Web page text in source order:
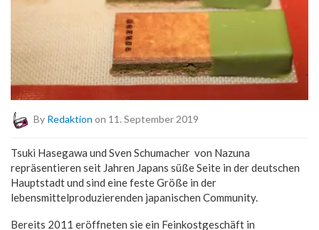
By Redaktion on 11. September 2019
Tsuki Hasegawa und Sven Schumacher von Nazuna
repräsentieren seit Jahren Japans süße Seite in der deutschen
Hauptstadt und sind eine feste Größe in der
lebensmittelproduzierenden japanischen Community.
Bereits 2011 eröffneten sie ein Feinkostgeschäft in